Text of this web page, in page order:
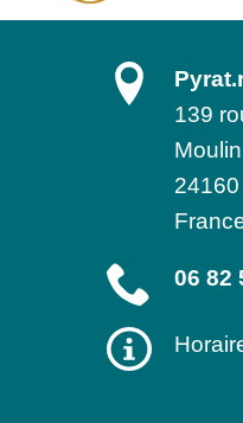
139
24160
06 82